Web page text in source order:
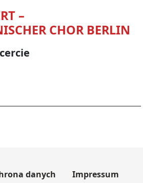
–
CHOR BERLIN
danych Impressum